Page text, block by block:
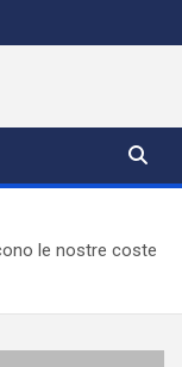
le nostre coste